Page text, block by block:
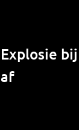
Explosie
af